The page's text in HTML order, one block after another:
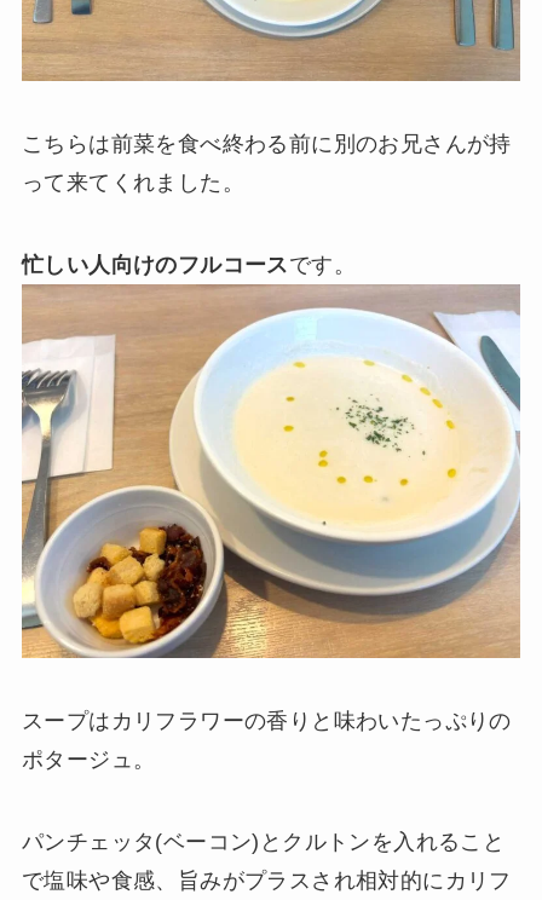
こちらは前菜を食べ終わる前に別のお兄さんが持
って来てくれました。
忙しい人向けのフルコースです。
スープはカリフラワーの香りと味わいたっぷりの
ポタージュ。
パンチェッタ(ベーコン)とクルトンを入れること
で塩味や食感、旨みがプラスされ相対的にカリフ